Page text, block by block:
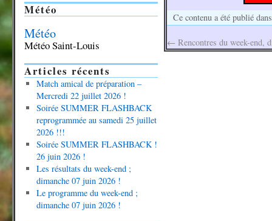
Ce contenu a été publié
← Rencontres du week-end,
Météo
Météo
Météo Saint-Louis
Articles récents
Match amical de préparation –
Mercredi 22 juillet 2026 !
Soirée SUMMER FLASHBACK
reprogrammée au samedi 25 juillet
2026 !!!
Soirée SUMMER FLASHBACK !
26 juin 2026 !
Les résultats du week-end ;
dimanche 07 juin 2026 !
Le programme du week-end ;
dimanche 07 juin 2026 !